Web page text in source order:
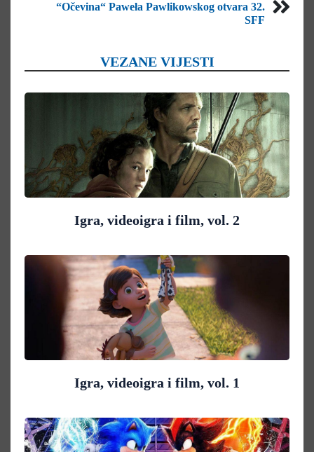
“Očevina“ Paweła Pawlikowskog otvara 32.
SFF
VEZANE VIJESTI
Igra, videoigra i film, vol. 2
Igra, videoigra i film, vol. 1